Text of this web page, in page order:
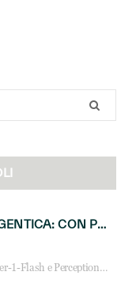
CYBERSECURITY AGENTICA: CON PERCEPTION E MAI-CYBER-1-FLASH MICROSOFT APRE NUOVI SERVIZI PER IL CANALE
Microsoft lancia MAI-Cyber-1-Flash e Perception: cybersecurity agentica in preview dal 3 novembre. Cosa cambia per MSP, system integrator e reseller.